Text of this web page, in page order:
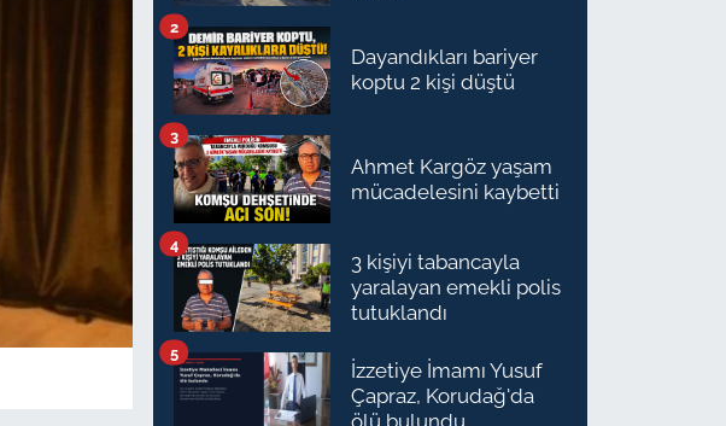
Dayandıkları bariyer
koptu 2 kişi düştü
2
Ahmet Kargöz yaşam
mücadelesini kaybetti
3
3 kişiyi tabancayla
yaralayan emekli polis
tutuklandı
4
İzzetiye İmamı Yusuf
Çapraz, Korudağ'da
ölü bulundu
5